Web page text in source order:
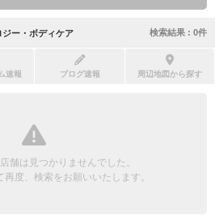
リピーター割引あり
団体様歓迎
ジー・ボディケア 検索結果 : 0件
速報 ブログ速報 周辺地図から探す
舗は見つかりませんでした。
度、検索をお願いいたします。